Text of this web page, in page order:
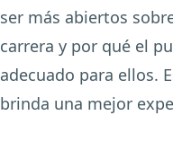
ser más abiertos
carrera y por qué el
adecuado para ellos.
brinda una mejor